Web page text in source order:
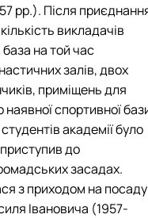
рр.). Після
викладачів
на той час
залів, двох
приміщень для
спортивної
академії було
до
засадах.
з приходом на посаду
Івановича (1957-